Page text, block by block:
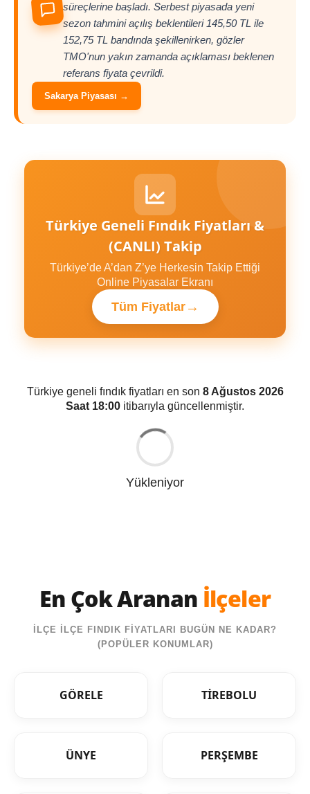
süreçlerine başladı. Serbest piyasada yeni
sezon tahmini açılış beklentileri 145,50 TL ile
152,75 TL bandında şekillenirken, gözler
TMO'nun yakın zamanda açıklaması beklenen
referans fiyata çevrildi.
Sakarya Piyasası →
Türkiye Geneli Fındık Fiyatları &
(CANLI) Takip
Türkiye’de A’dan Z’ye Herkesin Takip Ettiği
Online Piyasalar Ekranı
Tüm Fiyatlar→
Türkiye geneli fındık fiyatları en son 8 Ağustos 2026
Saat 18:00 itibarıyla güncellenmiştir.
Yükleniyor
En Çok Aranan İlçeler
İLÇE İLÇE FINDIK FİYATLARI BUGÜN NE KADAR?
(POPÜLER KONUMLAR)
GÖRELE TİREBOLU
ÜNYE PERŞEMBE